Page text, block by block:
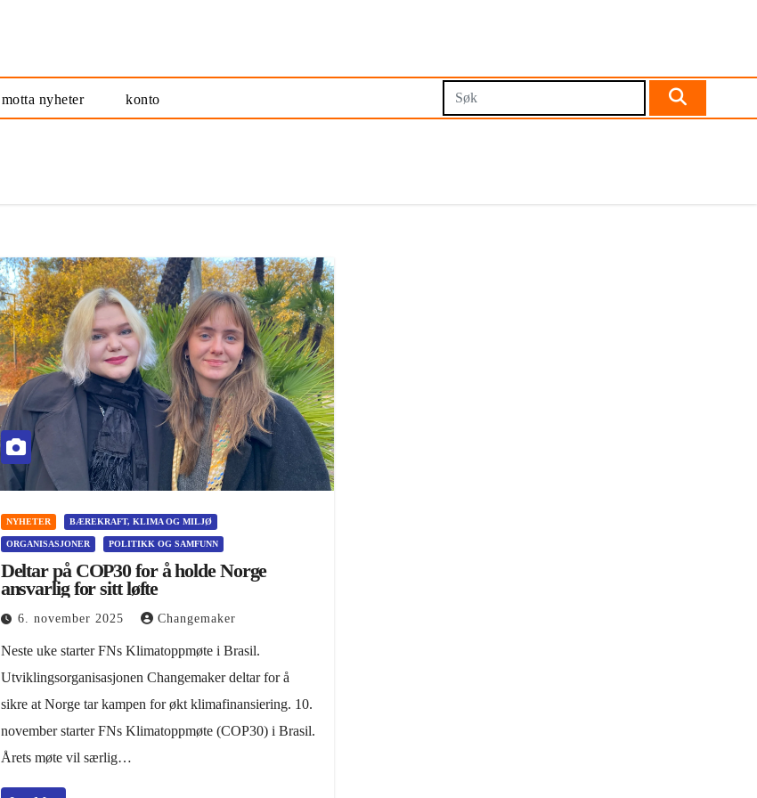
motta nyheter konto
NYHETER BÆREKRAFT, KLIMA OG MILJØ
ORGANISASJONER POLITIKK OG SAMFUNN
Deltar på COP30 for å holde Norge
ansvarlig for sitt løfte
6. november 2025 Changemaker
Neste uke starter FNs Klimatoppmøte i Brasil.
Utviklingsorganisasjonen Changemaker deltar for å
sikre at Norge tar kampen for økt klimafinansiering. 10.
november starter FNs Klimatoppmøte (COP30) i Brasil.
Årets møte vil særlig…